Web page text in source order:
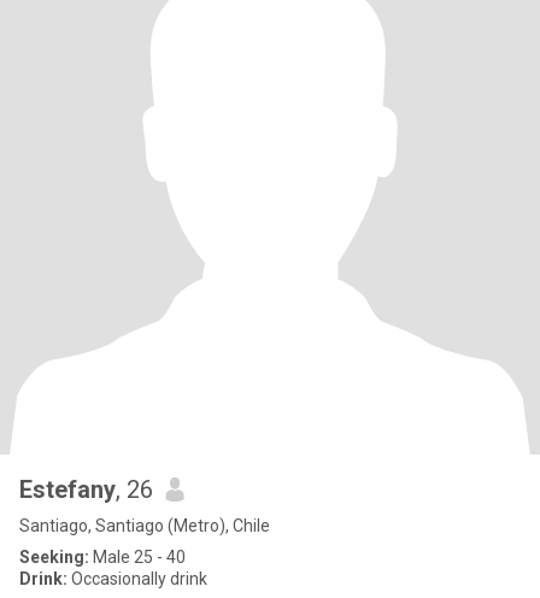
Estefany, 26
Santiago, Santiago (Metro), Chile
Seeking: Male 25 - 40
Drink: Occasionally drink